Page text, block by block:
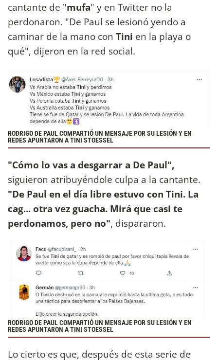
cantante de "mufa" y en Twitter no la
perdonaron. "De Paul se lesionó yendo a
caminar de la mano con Tini en la playa o
qué", dijeron en la red social.
RODRIGO DE PAUL COMPARTIÓ UN MENSAJE POR SU LESIÓN Y EN
REDES APUNTARON A TINI STOESSEL
"Cómo lo vas a desgarrar a De Paul",
siguieron atribuyéndole culpa a la cantante.
"De Paul en el día libre estuvo con Tini. La
cag... otra vez guacha. Mirá que casi te
perdonamos, pero no", dispararon.
RODRIGO DE PAUL COMPARTIÓ UN MENSAJE POR SU LESIÓN Y EN
REDES APUNTARON A TINI STOESSEL
Lo cierto es que, después de esta serie de